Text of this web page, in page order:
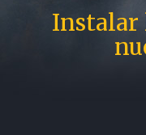
Instalar